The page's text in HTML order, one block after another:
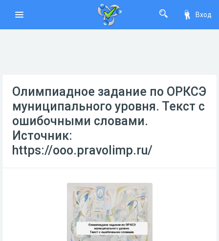
Вход
Олимпиадное задание по ОРКСЭ
муниципального уровня. Текст с
ошибочными словами.
Источник:
https://ooo.pravolimp.ru/